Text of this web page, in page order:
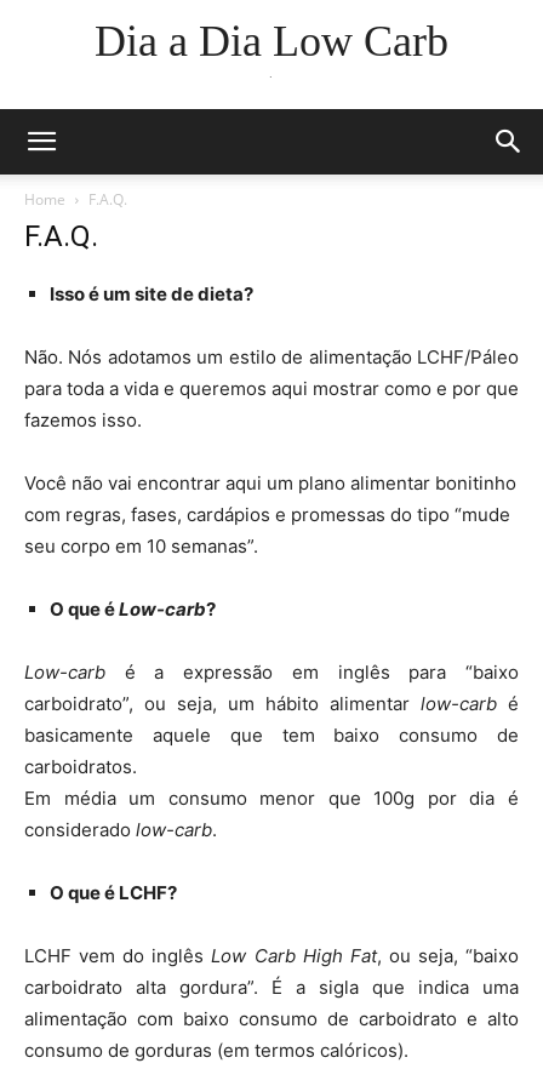
Dia a Dia Low Carb
Home F.A.Q.
F.A.Q.
Isso é um site de dieta?
Não. Nós adotamos um estilo de alimentação LCHF/Páleo
para toda a vida e queremos aqui mostrar como e por que
fazemos isso.
Você não vai encontrar aqui um plano alimentar bonitinho
com regras, fases, cardápios e promessas do tipo “mude
seu corpo em 10 semanas”.
O que éLow-carb?
Low-carb é a expressão em inglês para “baixo
carboidrato”, ou seja, um hábito alimentar low-carb é
basicamente aquele que tem baixo consumo de
carboidratos.
Em média um consumo menor que 100g por dia é
considerado low-carb.
O que é LCHF?
LCHF vem do inglêsLow Carb High Fat, ou seja, “baixo
carboidrato alta gordura”. É a sigla que indica uma
alimentação com baixo consumo de carboidrato e alto
consumo de gorduras (em termos calóricos).